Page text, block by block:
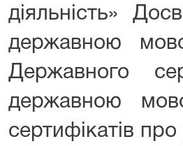
діяльність»
державною
Державного
державною
сертифікатів